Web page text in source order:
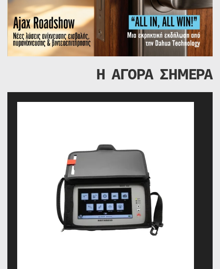
Η ΑΓΟΡΑ ΣΗΜΕΡΑ